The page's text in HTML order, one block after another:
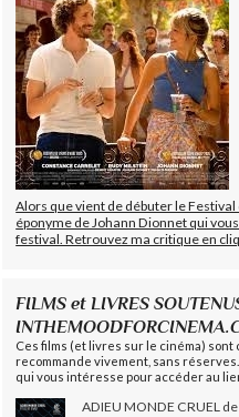
Alors que vient de débuter le
éponyme de Johann Dionnet qui
festival. Retrouvez ma critique en
FILMS et LIVRES
Ces films (et livres sur le cinéma)
recommande vivement, sans
qui vous intéresse pour accéder au
ADIEU MONDE CRUEL